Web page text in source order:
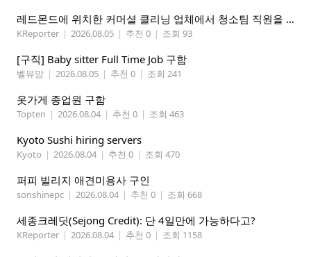
레드몬드에 위치한 커머셜 클리닝 업체에서 청소팀 직원을 모집합니다.
KReporter | 2026.08.05 | 추천 0 | 조회 93
[구직] Baby sitter Full Time Job 구함
벨뷰맘 | 2026.08.05 | 추천 0 | 조회 241
옷가게 종업원 구함
Topten | 2026.08.04 | 추천 0 | 조회 463
Kyoto Sushi hiring servers
Kyoto | 2026.08.04 | 추천 0 | 조회 470
퍼피 빌리지 애견미용사 구인
sonshinepc | 2026.08.04 | 추천 0 | 조회 668
세종크레딧(Sejong Credit): 단 4일만에 가능하다고?
KReporter | 2026.08.04 | 추천 0 | 조회 1158